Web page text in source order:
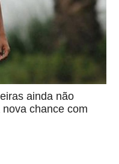
ainda não
chance com